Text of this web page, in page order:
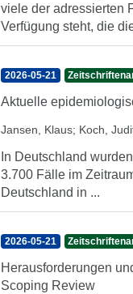
viele der adressierten
Verfügung steht, die
2026-05-21
Aktuelle
Jansen, Klaus; Koch,
In Deutschland
3.700 Fälle im
Deutschland in ...
2026-05-21
Herausforderungen
Scoping Review